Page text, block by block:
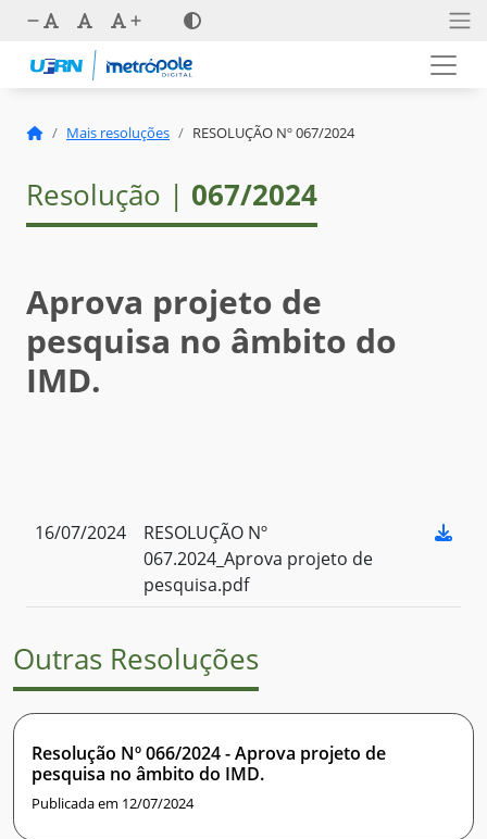
Mais resoluções RESOLUÇÃO Nº 067/2024
Resolução | 067/2024
Aprova projeto de
pesquisa no âmbito do
IMD.
16/07/2024
RESOLUÇÃO Nº
067.2024_Aprova projeto de
pesquisa.pdf
Outras Resoluções
Resolução Nº 066/2024 - Aprova projeto de
pesquisa no âmbito do IMD.
Publicada em 12/07/2024